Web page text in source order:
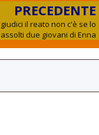
PRECEDENTE
il reato non c'è se lo
due giovani di Enna